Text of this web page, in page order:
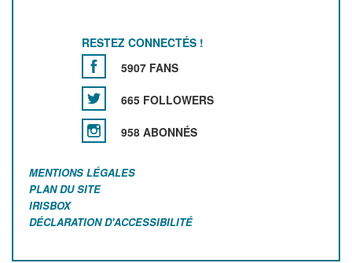
RESTEZ CONNECTÉS !
5907 FANS
665 FOLLOWERS
958 ABONNÉS
MENTIONS LÉGALES
PLAN DU SITE
IRISBOX
DÉCLARATION D'ACCESSIBILITÉ